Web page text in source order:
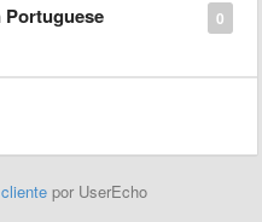
0
Portuguese
por UserEcho